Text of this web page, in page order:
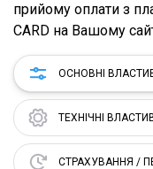
прийому оплати з
CARD на Вашому
ОСНОВНІ
ТЕХНІЧНІ
СТРАХУВАННЯ /